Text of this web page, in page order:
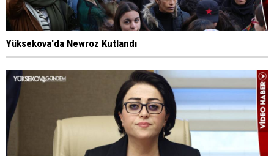
Yüksekova'da Newroz Kutlandı